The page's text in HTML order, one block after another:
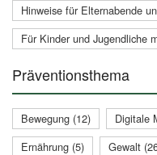
Hinweise für Elternabende
Für Kinder und Jugendliche
Präventionsthema
Bewegung (12) Digitale
Ernährung (5)
Gewalt